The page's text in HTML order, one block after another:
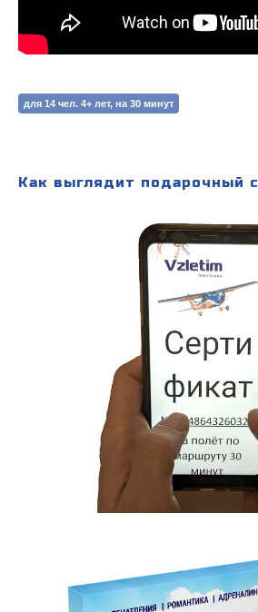
для 14 чел. 4+ лет, на 30 минут
Как выглядит подарочный